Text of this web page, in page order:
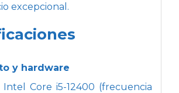
excepcional.
y hardware
Intel Core i5-12400 (frecuencia